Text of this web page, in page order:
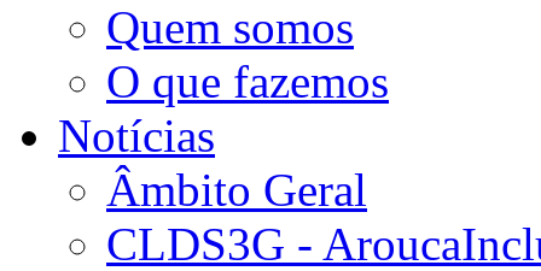
Quem somos
O que fazemos
Notícias
Âmbito Geral
CLDS3G -